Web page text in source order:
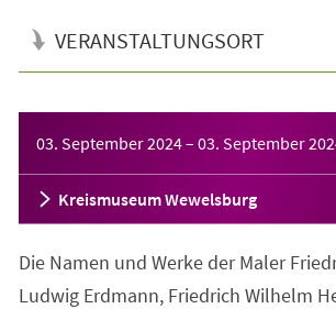
VERANSTALTUNGSORT
03. September 2024– 03. September
Kreismuseum Wewelsburg
Die Namen und Werke der Maler
Ludwig Erdmann, Friedrich Wilhelm